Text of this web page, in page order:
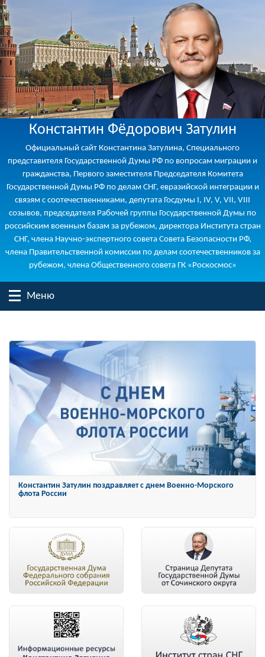
Константин Фёдорович Затулин
Официальный сайт Константина Затулина, Специального
представителя Государственной Думы РФ по вопросам миграции и
гражданства, Первого заместителя Председателя Комитета
Государственной Думы РФ по делам СНГ, евразийской интеграции и
связям с соотечественниками, депутата Госдумы I, IV, V, VII, VIII
созывов, председателя Рабочей группы Государственной Думы по
российским военным базам за рубежом, директора Института стран
СНГ, члена Научно-экспертного совета Совета Безопасности РФ,
члена Правительственной комиссии по делам соотечественников за
рубежом, члена Общественного совета ГК «Роскосмос»
Меню
Константин Затулин награжден Орденом «За заслуги перед
Отечеством» IV степени